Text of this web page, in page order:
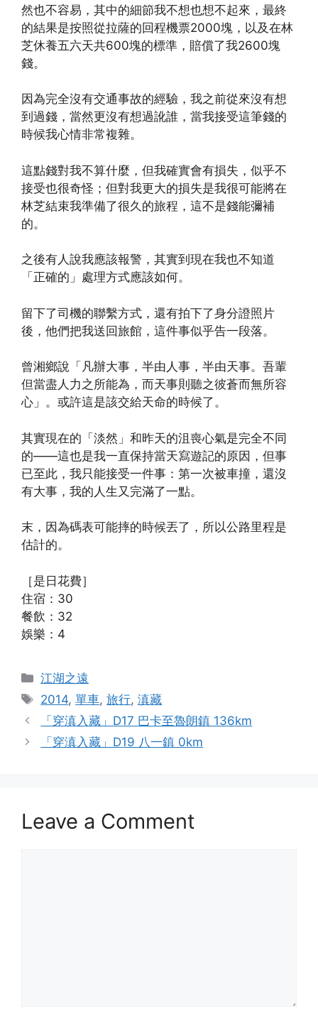
然也不容易，其中的細節我不想也想不起來，最終
的結果是按照從拉薩的回程機票2000塊，以及在林
芝休養五六天共600塊的標準，賠償了我2600塊
錢。
因為完全沒有交通事故的經驗，我之前從來沒有想
到過錢，當然更沒有想過訛誰，當我接受這筆錢的
時候我心情非常複雜。
這點錢對我不算什麼，但我確實會有損失，似乎不
接受也很奇怪；但對我更大的損失是我很可能將在
林芝結束我準備了很久的旅程，這不是錢能彌補
的。
之後有人說我應該報警，其實到現在我也不知道
「正確的」處理方式應該如何。
留下了司機的聯繫方式，還有拍下了身分證照片
後，他們把我送回旅館，這件事似乎告一段落。
曾湘鄉說「凡辦大事，半由人事，半由天事。吾輩
但當盡人力之所能為，而天事則聽之彼蒼而無所容
心」。或許這是該交給天命的時候了。
其實現在的「淡然」和昨天的沮喪心氣是完全不同
的——這也是我一直保持當天寫遊記的原因，但事
已至此，我只能接受一件事：第一次被車撞，還沒
有大事，我的人生又完滿了一點。
末，因為碼表可能摔的時候丟了，所以公路里程是
估計的。
［是日花費］
住宿：30
餐飲：32
娛樂：4
Categories
江湖之遠
Tags
2014,單車,旅行,滇藏
「穿滇入藏」D17 巴卡至魯朗鎮 136km
「穿滇入藏」D19 八一鎮 0km
Leave a Comment